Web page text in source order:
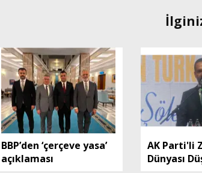
BBP’den ‘çerçeve yasa’
açıklaması
AK Parti'li
Dünyası